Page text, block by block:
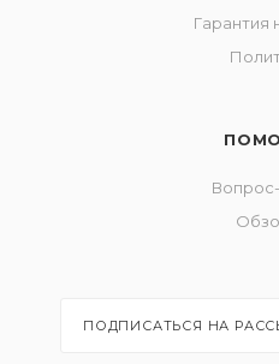
Гарантия
ПОДПИСАТЬСЯ НА